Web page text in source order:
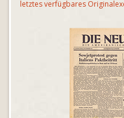
letztes verfügbares